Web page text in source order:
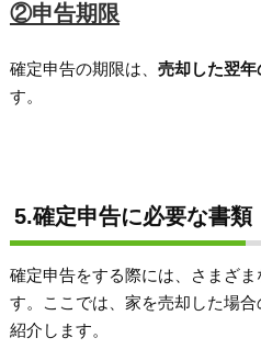
②申告期限
確定申告の期限は、 売却した翌年
す。
5.確定申告に必要な書類
確定申告をする際には、さまざ
す。ここでは、家を売却した場
紹介します。